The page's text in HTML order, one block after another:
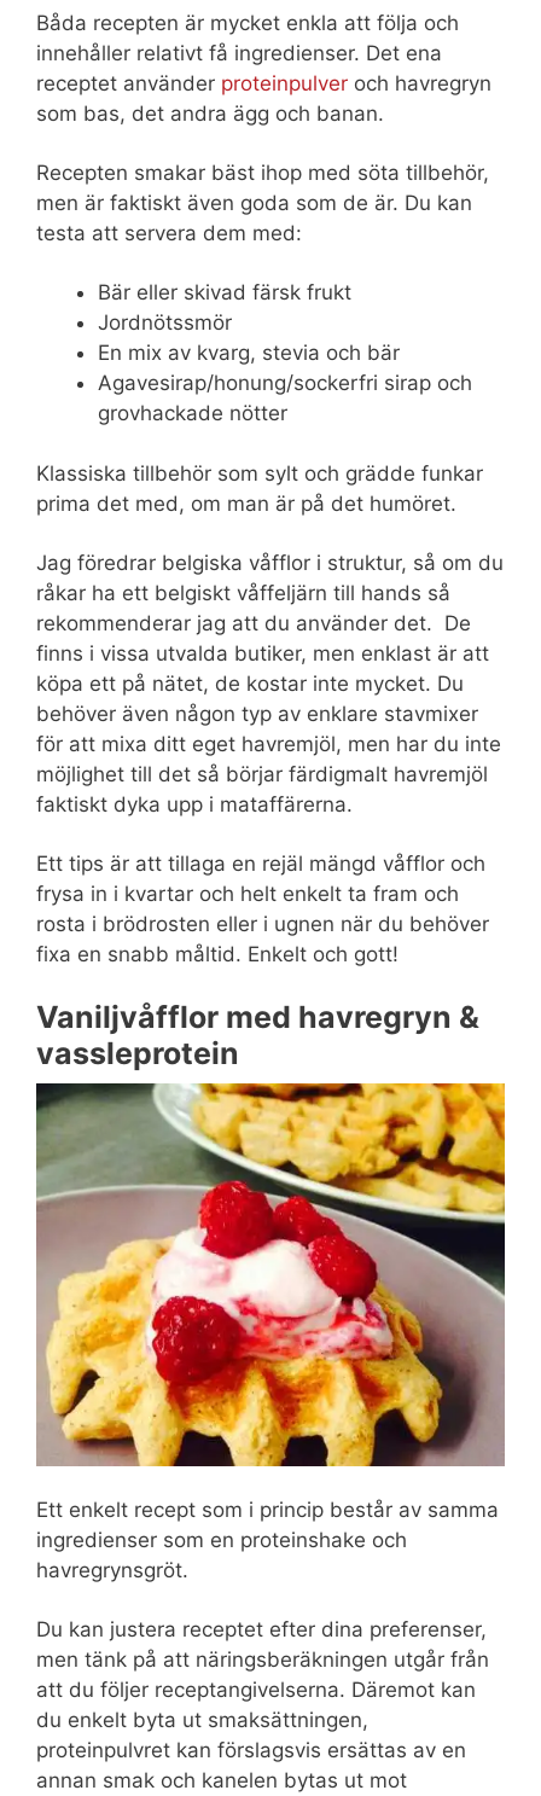
Båda recepten är mycket enkla att följa och
innehåller relativt få ingredienser. Det ena
receptet använder proteinpulver och havregryn
som bas, det andra ägg och banan.
Recepten smakar bäst ihop med söta tillbehör,
men är faktiskt även goda som de är. Du kan
testa att servera dem med:
Bär eller skivad färsk frukt
Jordnötssmör
En mix av kvarg, stevia och bär
Agavesirap/honung/sockerfri sirap och
grovhackade nötter
Klassiska tillbehör som sylt och grädde funkar
prima det med, om man är på det humöret.
Jag föredrar belgiska våfflor i struktur, så om du
råkar ha ett belgiskt våffeljärn till hands så
rekommenderar jag att du använder det. De
finns i vissa utvalda butiker, men enklast är att
köpa ett på nätet, de kostar inte mycket. Du
behöver även någon typ av enklare stavmixer
för att mixa ditt eget havremjöl, men har du inte
möjlighet till det så börjar färdigmalt havremjöl
faktiskt dyka upp i mataffärerna.
Ett tips är att tillaga en rejäl mängd våfflor och
frysa in i kvartar och helt enkelt ta fram och
rosta i brödrosten eller i ugnen när du behöver
fixa en snabb måltid. Enkelt och gott!
Vaniljvåfflor med havregryn &
vassleprotein
Ett enkelt recept som i princip består av samma
ingredienser som en proteinshake och
havregrynsgröt.
Du kan justera receptet efter dina preferenser,
men tänk på att näringsberäkningen utgår från
att du följer receptangivelserna. Däremot kan
du enkelt byta ut smaksättningen,
proteinpulvret kan förslagsvis ersättas av en
annan smak och kanelen bytas ut mot